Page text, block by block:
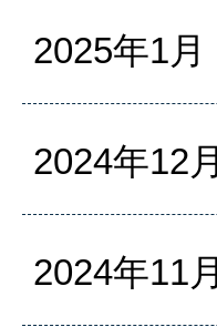
2025年1月
2024年12月
2024年11月